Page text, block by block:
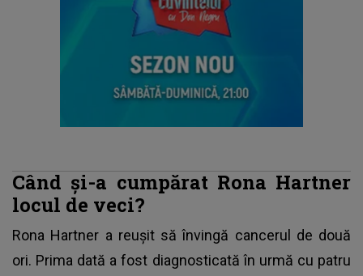
Când și-a cumpărat Rona Hartner
locul de veci?
Rona Hartner a reușit să învingă cancerul de două
ori. Prima dată a fost diagnosticată în urmă cu patru